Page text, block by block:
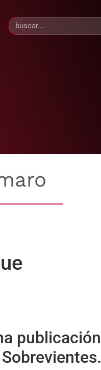
publicación